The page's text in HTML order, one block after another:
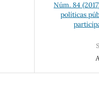
Núm. 84
políticas